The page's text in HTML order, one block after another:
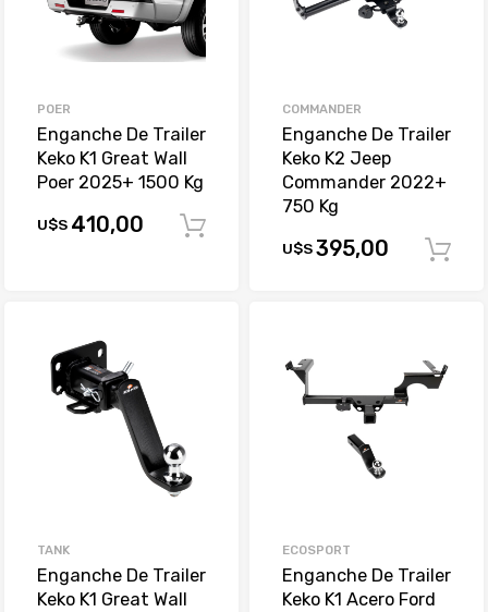
POER
Enganche De Trailer
Keko K1 Great Wall
Poer 2025+ 1500 Kg
U$S 410,00
COMMANDER
Enganche De Trailer
Keko K2 Jeep
Commander 2022+
750 Kg
U$S395,00
TANK
Enganche De Trailer
Keko K1 Great Wall
ECOSPORT
Enganche De Trailer
Keko K1 Acero Ford